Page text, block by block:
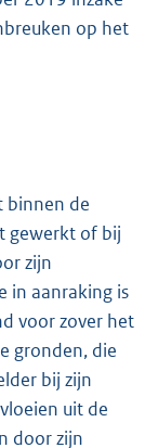
op het
binnen de
gewerkt of bij
zijn
in aanraking is
voor zover het
gronden, die
bij zijn
uit de
door zijn